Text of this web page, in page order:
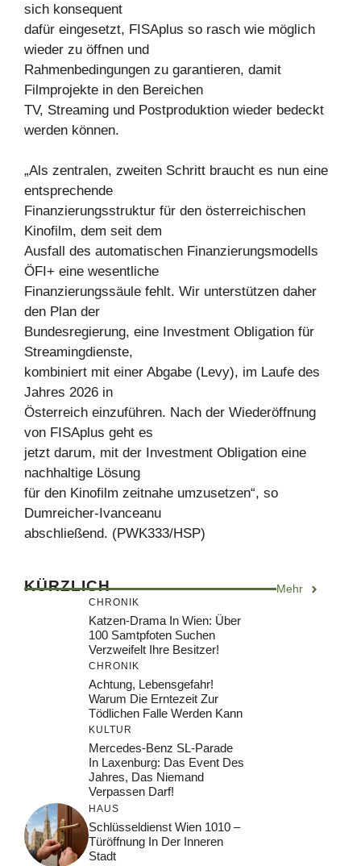
sich konsequent
dafür eingesetzt, FISAplus so rasch wie möglich
wieder zu öffnen und
Rahmenbedingungen zu garantieren, damit
Filmprojekte in den Bereichen
TV, Streaming und Postproduktion wieder bedeckt
werden können.
„Als zentralen, zweiten Schritt braucht es nun eine
entsprechende
Finanzierungsstruktur für den österreichischen
Kinofilm, dem seit dem
Ausfall des automatischen Finanzierungsmodells
ÖFI+ eine wesentliche
Finanzierungssäule fehlt. Wir unterstützen daher
den Plan der
Bundesregierung, eine Investment Obligation für
Streamingdienste,
kombiniert mit einer Abgabe (Levy), im Laufe des
Jahres 2026 in
Österreich einzuführen. Nach der Wiederöffnung
von FISAplus geht es
jetzt darum, mit der Investment Obligation eine
nachhaltige Lösung
für den Kinofilm zeitnahe umzusetzen“, so
Dumreicher-Ivanceanu
abschließend. (PWK333/HSP)
KÜRZLICH Mehr
CHRONIK
Katzen-Drama In Wien: Über
100 Samtpfoten Suchen
Verzweifelt Ihre Besitzer!
CHRONIK
Achtung, Lebensgefahr!
Warum Die Erntezeit Zur
Tödlichen Falle Werden Kann
KULTUR
Mercedes-Benz SL-Parade
In Laxenburg: Das Event Des
Jahres, Das Niemand
Verpassen Darf!
HAUS
Schlüsseldienst Wien 1010 –
Türöffnung In Der Inneren
Stadt